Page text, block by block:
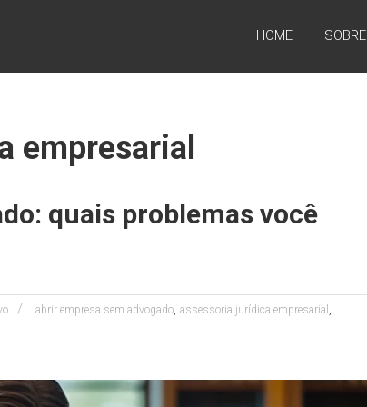
HOME SOBRE
empresarial
quais problemas você
abrir empresa sem advogado, assessoria jurídica empresarial ,